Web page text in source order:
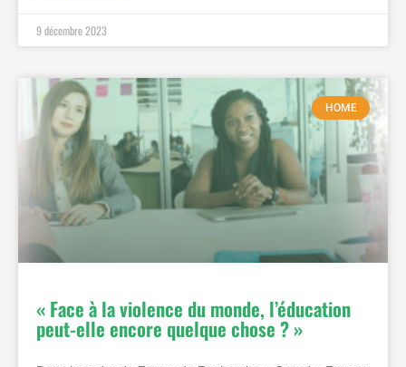
9 décembre 2023
HOME
« Face à la violence du monde, l’éducation
peut-elle encore quelque chose ? »